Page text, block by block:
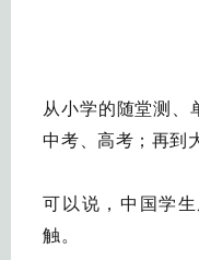
从小学的随堂测、
中考、高考；再
可以说，中国学
触。